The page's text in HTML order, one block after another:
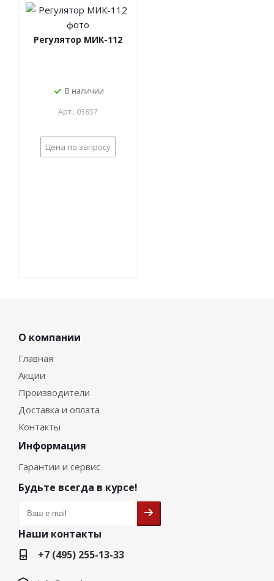
Регулятор МИК-112
В наличии
Арт.: 03857
Цена по запросу
О компании
Главная
Акции
Производители
Доставка и оплата
Контакты
Информация
Гарантии и сервис
Будьте всегда в курсе!
Наши контакты
+7 (495) 255-13-33